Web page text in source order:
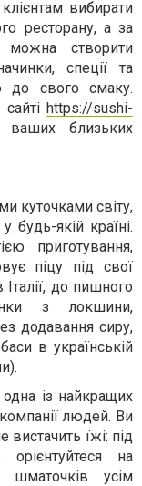
вибирати
ресторану, а за
можна створити
спеції та
до свого смаку.
сайтіhttps://sushi-
близьких
куточками світу,
якій країні.
приготування,
піцу під свої
Італії, до пишного
з локшини,
додавання сиру,
в українській
із найкращих
людей. Ви
їжі: під
на
шматочків усім